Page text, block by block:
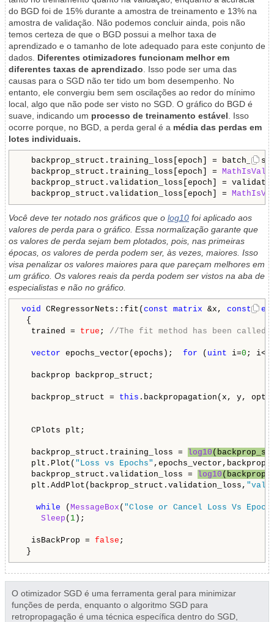
do BGD foi de 15% durante a amostra de treinamento e 13% na
amostra de validação. Não podemos concluir ainda, pois não
temos certeza de que o BGD possui a melhor taxa de
aprendizado e o tamanho de lote adequado para este conjunto de
dados. Diferentes otimizadores funcionam melhor em
diferentes taxas de aprendizado . Isso pode ser uma das
causas para o SGD não ter tido um bom desempenho. No
entanto, ele convergiu bem sem oscilações ao redor do mínimo
local, algo que não pode ser visto no SGD. O gráfico do BGD é
suave, indicando um processo de treinamento estável . Isso
ocorre porque, no BGD, a perda geral é a média das perdas em
lotes individuais.
backprop_struct.training_loss[epoch] =
backprop_struct.training_loss[epoch] =
backprop_struct.validation_loss[epoch] =
backprop_struct.validation_loss[epoch] =
Você deve ter notado nos gráficos que o log10 foi aplicado aos
valores de perda para o gráfico. Essa normalização garante que
os valores de perda sejam bem plotados, pois, nas primeiras
épocas, os valores de perda podem ser, às vezes, maiores. Isso
visa penalizar os valores maiores para que pareçam melhores em
um gráfico. Os valores reais da perda podem ser vistos na aba de
especialistas e não no gráfico.
void CRegressorNets::fit(const matrix &x, const
{
trained = true ; //The fit method has been called
vector epochs_vector(epochs); for ( uint i=0 ;
backprop backprop_struct;
backprop_struct = this .backpropagation(x, y,
CPlots plt;
backprop_struct.training_loss = log10
plt.Plot( "Loss vs Epochs"
backprop_struct.validation_loss = log10
plt.AddPlot(backprop_struct.validation_loss,
while (MessageBox ( "Close or Cancel Loss Vs
Sleep ( 1);
isBackProp = false ;
}
O otimizador SGD é uma ferramenta geral para minimizar
funções de perda, enquanto o algoritmo SGD para
retropropagação é uma técnica específica dentro do SGD,